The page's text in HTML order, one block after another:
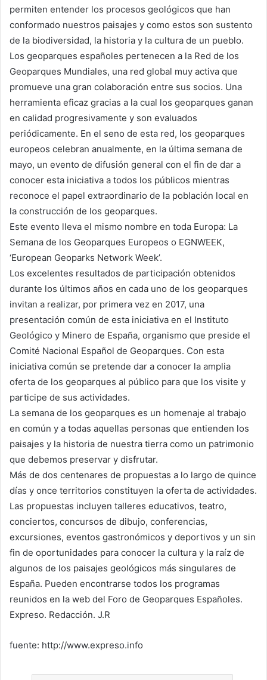
permiten entender los procesos geológicos que han
conformado nuestros paisajes y como estos son sustento
de la biodiversidad, la historia y la cultura de un pueblo.
Los geoparques españoles pertenecen a la Red de los
Geoparques Mundiales, una red global muy activa que
promueve una gran colaboración entre sus socios. Una
herramienta eficaz gracias a la cual los geoparques ganan
en calidad progresivamente y son evaluados
periódicamente. En el seno de esta red, los geoparques
europeos celebran anualmente, en la última semana de
mayo, un evento de difusión general con el fin de dar a
conocer esta iniciativa a todos los públicos mientras
reconoce el papel extraordinario de la población local en
la construcción de los geoparques.
Este evento lleva el mismo nombre en toda Europa: La
Semana de los Geoparques Europeos o EGNWEEK,
‘European Geoparks Network Week’.
Los excelentes resultados de participación obtenidos
durante los últimos años en cada uno de los geoparques
invitan a realizar, por primera vez en 2017, una
presentación común de esta iniciativa en el Instituto
Geológico y Minero de España, organismo que preside el
Comité Nacional Español de Geoparques. Con esta
iniciativa común se pretende dar a conocer la amplia
oferta de los geoparques al público para que los visite y
participe de sus actividades.
La semana de los geoparques es un homenaje al trabajo
en común y a todas aquellas personas que entienden los
paisajes y la historia de nuestra tierra como un patrimonio
que debemos preservar y disfrutar.
Más de dos centenares de propuestas a lo largo de quince
días y once territorios constituyen la oferta de actividades.
Las propuestas incluyen talleres educativos, teatro,
conciertos, concursos de dibujo, conferencias,
excursiones, eventos gastronómicos y deportivos y un sin
fin de oportunidades para conocer la cultura y la raíz de
algunos de los paisajes geológicos más singulares de
España. Pueden encontrarse todos los programas
reunidos en la web del Foro de Geoparques Españoles.
Expreso. Redacción. J.R
fuente: http://www.expreso.info